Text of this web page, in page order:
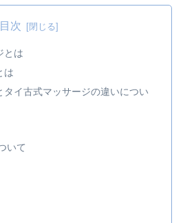
目次
とは
は
タイ古式マッサージの違いについ
いて